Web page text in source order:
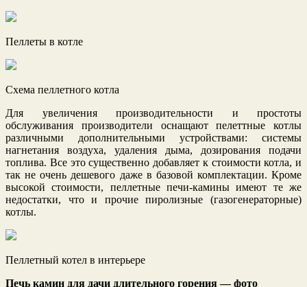
Пеллеты в котле
Схема пеллетного котла
Для увеличения производительности и простоты
обслуживания производители оснащают пелеттные котлы
различными дополнительными устройствами: системы
нагнетания воздуха, удаления дыма, дозирования подачи
топлива. Все это существенно добавляет к стоимости котла, и
так не очень дешевого даже в базовой комплектации. Кроме
высокой стоимости, пеллетные печи-камины имеют те же
недостатки, что и прочие пиролизные (газогенераторные)
котлы.
Пеллетный котел в интерьере
Печь камин для дачи длительного горения — фото